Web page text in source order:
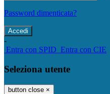
Password dimenticata?
-
Entra con SPID Entra con CIE
Seleziona utente
button close ×